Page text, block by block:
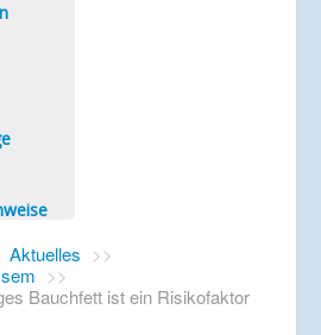
Aktuelles >>
>>
Bauchfett ist ein Risikofaktor